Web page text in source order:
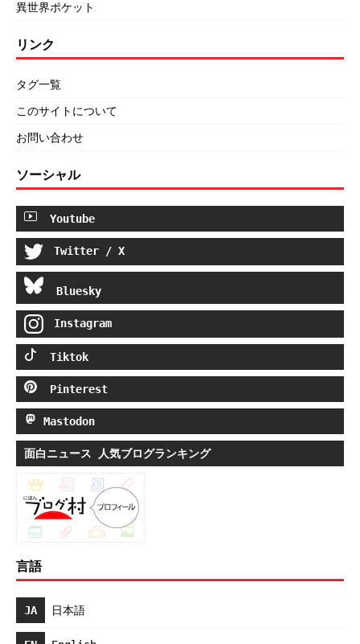
異世界ポケット
リンク
タグ一覧
このサイトについて
お問い合わせ
ソーシャル
Youtube
Twitter / X
Bluesky
Instagram
Tiktok
Pinterest
Mastodon
面白ニュース 人気ブログランキング
言語
JA 日本語